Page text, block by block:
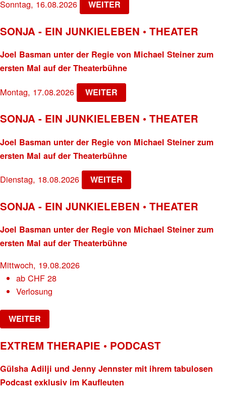
Sonntag, 16.08.2026 WEITER
SONJA - EIN JUNKIELEBEN • THEATER
Joel Basman unter der Regie von Michael Steiner zum
ersten Mal auf der Theaterbühne
Montag, 17.08.2026 WEITER
SONJA - EIN JUNKIELEBEN • THEATER
Joel Basman unter der Regie von Michael Steiner zum
ersten Mal auf der Theaterbühne
Dienstag, 18.08.2026 WEITER
SONJA - EIN JUNKIELEBEN • THEATER
Joel Basman unter der Regie von Michael Steiner zum
ersten Mal auf der Theaterbühne
Mittwoch, 19.08.2026
abCHF 28
Verlosung
WEITER
EXTREM THERAPIE • PODCAST
Gülsha Adilji und Jenny Jennster mit ihrem tabulosen
Podcast exklusiv im Kaufleuten